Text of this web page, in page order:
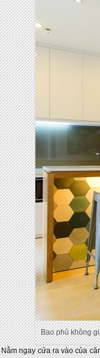
Bao phủ không
Nằm ngay cửa ra vào của